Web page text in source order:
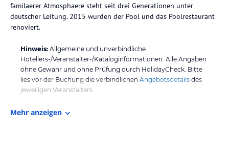
familaerer Atmosphaere steht seit drei Generationen unter
deutscher Leitung. 2015 wurden der Pool und das Poolrestaurant
renoviert.
Hinweis: Allgemeine und unverbindliche
Hoteliers-/Veranstalter-/Kataloginformationen. Alle Angaben
ohne Gewähr und ohne Prüfung durch HolidayCheck. Bitte
lies vor der Buchung die verbindlichen Angebotsdetails des
jeweiligen Veranstalters.
Mehr anzeigen